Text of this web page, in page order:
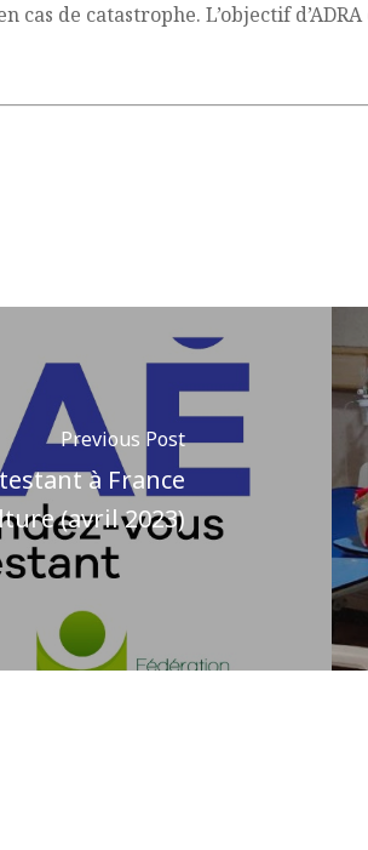
cas de catastrophe. L’objectif
Previous Post
à France
(avril 2023)